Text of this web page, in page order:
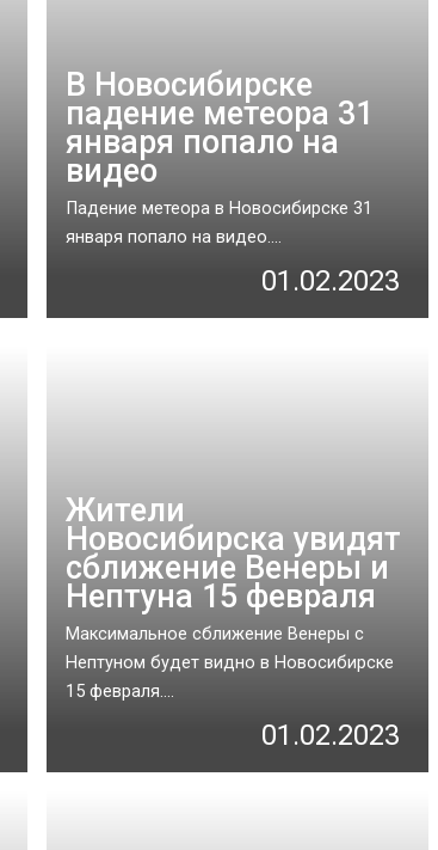
В Новосибирске
падение метеора 31
января попало на
видео
Падение метеора в Новосибирске 31
января попало на видео....
01.02.2023
Жители
Новосибирска увидят
сближение Венеры и
Нептуна 15 февраля
Максимальное сближение Венеры с
Нептуном будет видно в Новосибирске
15 февраля....
01.02.2023